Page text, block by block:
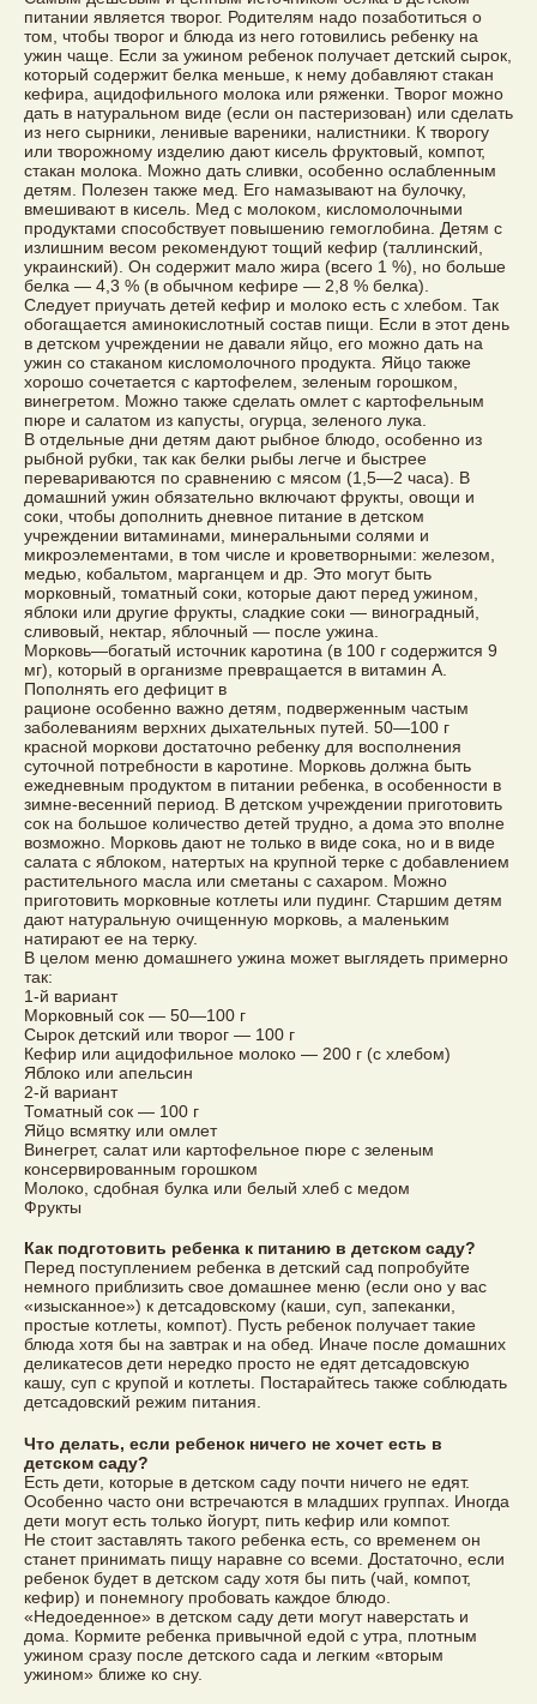
питании является творог. Родителям надо позаботиться о
том, чтобы творог и блюда из него готовились ребенку на
ужин чаще. Если за ужином ребенок получает детский сырок,
который содержит белка меньше, к нему добавляют стакан
кефира, ацидофильного молока или ряженки. Творог можно
дать в натуральном виде (если он пастеризован) или сделать
из него сырники, ленивые вареники, налистники. К творогу
или творожному изделию дают кисель фруктовый, компот,
стакан молока. Можно дать сливки, особенно ослабленным
детям. Полезен также мед. Его намазывают на булочку,
вмешивают в кисель. Мед с молоком, кисломолочными
продуктами способствует повышению гемоглобина. Детям с
излишним весом рекомендуют тощий кефир (таллинский,
украинский). Он содержит мало жира (всего 1 %), но больше
белка — 4,3 % (в обычном кефире — 2,8 % белка).
Следует приучать детей кефир и молоко есть с хлебом. Так
обогащается аминокислотный состав пищи. Если в этот день
в детском учреждении не давали яйцо, его можно дать на
ужин со стаканом кисломолочного продукта. Яйцо также
хорошо сочетается с картофелем, зеленым горошком,
винегретом. Можно также сделать омлет с картофельным
пюре и салатом из капусты, огурца, зеленого лука.
В отдельные дни детям дают рыбное блюдо, особенно из
рыбной рубки, так как белки рыбы легче и быстрее
перевариваются по сравнению с мясом (1,5—2 часа). В
домашний ужин обязательно включают фрукты, овощи и
соки, чтобы дополнить дневное питание в детском
учреждении витаминами, минеральными солями и
микроэлементами, в том числе и кроветворными: железом,
медью, кобальтом, марганцем и др. Это могут быть
морковный, томатный соки, которые дают перед ужином,
яблоки или другие фрукты, сладкие соки — виноградный,
сливовый, нектар, яблочный — после ужина.
Морковь—богатый источник каротина (в 100 г содержится 9
мг), который в организме превращается в витамин А.
Пополнять его дефицит в
рационе особенно важно детям, подверженным частым
заболеваниям верхних дыхательных путей. 50—100 г
красной моркови достаточно ребенку для восполнения
суточной потребности в каротине. Морковь должна быть
ежедневным продуктом в питании ребенка, в особенности в
зимне-весенний период. В детском учреждении приготовить
сок на большое количество детей трудно, а дома это вполне
возможно. Морковь дают не только в виде сока, но и в виде
салата с яблоком, натертых на крупной терке с добавлением
растительного масла или сметаны с сахаром. Можно
приготовить морковные котлеты или пудинг. Старшим детям
дают натуральную очищенную морковь, а маленьким
натирают ее на терку.
В целом меню домашнего ужина может выглядеть примерно
так:
1-й вариант
Морковный сок — 50—100 г
Сырок детский или творог — 100 г
Кефир или ацидофильное молоко — 200 г (с хлебом)
Яблоко или апельсин
2-й вариант
Томатный сок — 100 г
Яйцо всмятку или омлет
Винегрет, салат или картофельное пюре с зеленым
консервированным горошком
Молоко, сдобная булка или белый хлеб с медом
Фрукты
Как подготовить ребенка к питанию в детском саду?
Перед поступлением ребенка в детский сад попробуйте
немного приблизить свое домашнее меню (если оно у вас
«изысканное») к детсадовскому (каши, суп, запеканки,
простые котлеты, компот). Пусть ребенок получает такие
блюда хотя бы на завтрак и на обед. Иначе после домашних
деликатесов дети нередко просто не едят детсадовскую
кашу, суп с крупой и котлеты. Постарайтесь также соблюдать
детсадовский режим питания.
Что делать, если ребенок ничего не хочет есть в
детском саду?
Есть дети, которые в детском саду почти ничего не едят.
Особенно часто они встречаются в младших группах. Иногда
дети могут есть только йогурт, пить кефир или компот.
Не стоит заставлять такого ребенка есть, со временем он
станет принимать пищу наравне со всеми. Достаточно, если
ребенок будет в детском саду хотя бы пить (чай, компот,
кефир) и понемногу пробовать каждое блюдо.
«Недоеденное» в детском саду дети могут наверстать и
дома. Кормите ребенка привычной едой с утра, плотным
ужином сразу после детского сада и легким «вторым
ужином» ближе ко сну.